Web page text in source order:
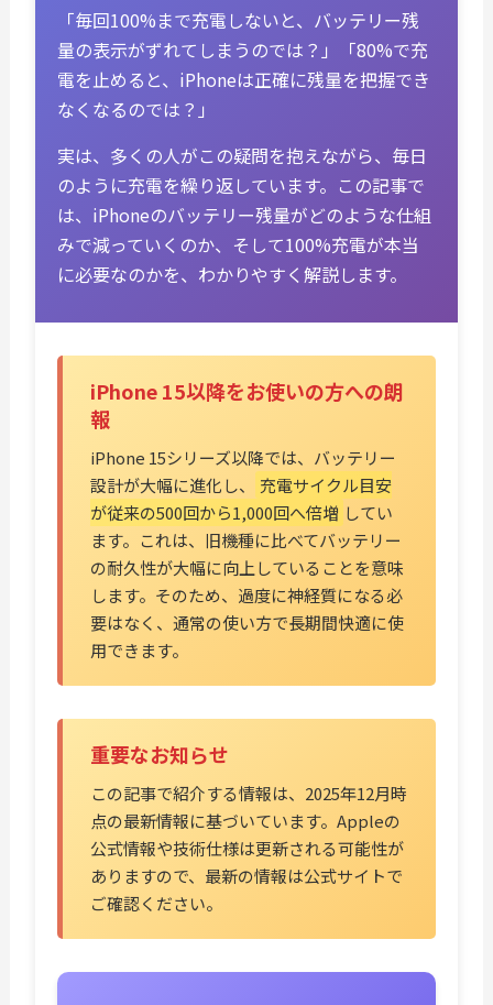
「毎回100%まで充電しないと、バッテリー残
量の表示がずれてしまうのでは？」「80%で充
電を止めると、iPhoneは正確に残量を把握でき
なくなるのでは？」
実は、多くの人がこの疑問を抱えながら、毎日
のように充電を繰り返しています。この記事で
は、iPhoneのバッテリー残量がどのような仕組
みで減っていくのか、そして100%充電が本当
に必要なのかを、わかりやすく解説します。
iPhone 15以降をお使いの方への朗
報
iPhone 15シリーズ以降では、バッテリー
設計が大幅に進化し、
充電サイクル目安
が従来の500回から1,000回へ倍増 してい
ます。これは、旧機種に比べてバッテリー
の耐久性が大幅に向上していることを意味
します。そのため、過度に神経質になる必
要はなく、通常の使い方で長期間快適に使
用できます。
重要なお知らせ
この記事で紹介する情報は、2025年12月時
点の最新情報に基づいています。Appleの
公式情報や技術仕様は更新される可能性が
ありますので、最新の情報は公式サイトで
ご確認ください。